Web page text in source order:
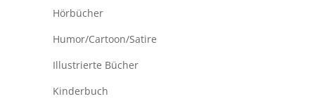
Hörbücher
Humor/Cartoon/Satire
Illustrierte Bücher
Kinderbuch